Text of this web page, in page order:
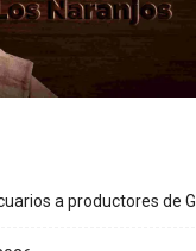
a productores de